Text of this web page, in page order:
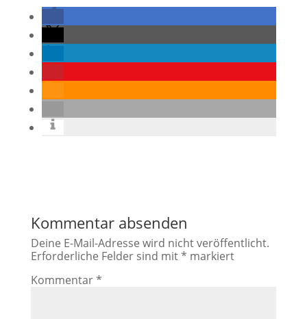
Kommentar absenden
Deine E-Mail-Adresse wird nicht veröffentlicht.
Erforderliche Felder sind mit* markiert
Kommentar*